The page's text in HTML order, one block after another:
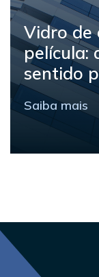
Vidro e
Saiba mais